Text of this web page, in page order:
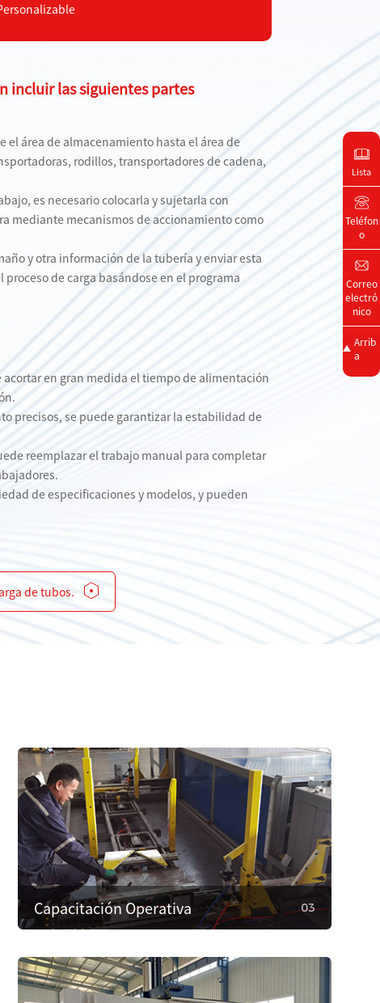
Lista
Teléfon
o
Correo
electró
nico
Arrib
a
incluir las siguientes partes
área de almacenamiento hasta el área de
rodillos, transportadores de cadena,
es necesario colocarla y sujetarla con
mediante mecanismos de accionamiento como
y otra información de la tubería y enviar esta
de carga basándose en el programa
en gran medida el tiempo de alimentación
precisos, se puede garantizar la estabilidad de
reemplazar el trabajo manual para completar
de especificaciones y modelos, y pueden
de tubos.
Capacitación Operativa 03